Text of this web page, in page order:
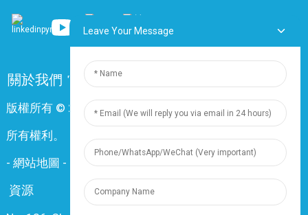
關於我們 常問問題
版權所有 © 2024 上海鼎尊電氣電纜股份有限公司。保留
所有權利。
- 網站地圖 - Resource
資源
Leave Your Message